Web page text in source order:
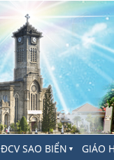
ĐCV SAO BIỂN ▼ GIÁO